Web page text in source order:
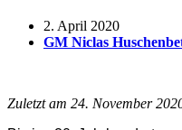
2. April 2020
GM Niclas
Zuletzt am 24. November